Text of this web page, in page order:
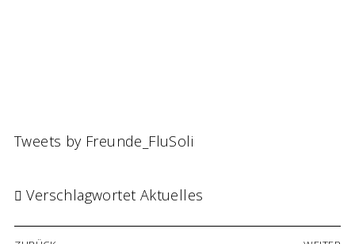
Tweets by Freunde_FluSoli
Verschlagwortet Aktuelles